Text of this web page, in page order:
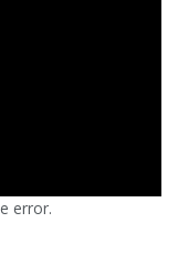
error.